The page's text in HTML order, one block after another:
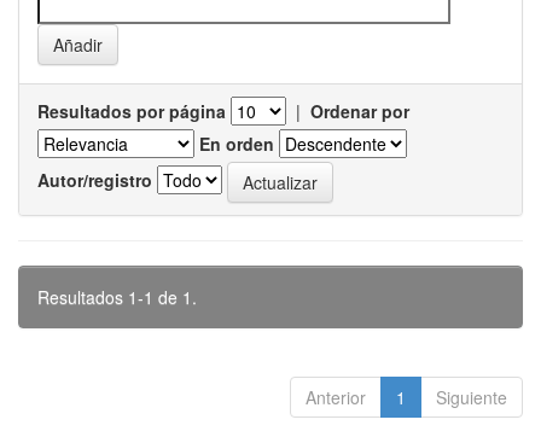
Resultados por página | Ordenar por
En orden
Autor/registro
Resultados 1-1 de 1.
Anterior 1 Siguiente